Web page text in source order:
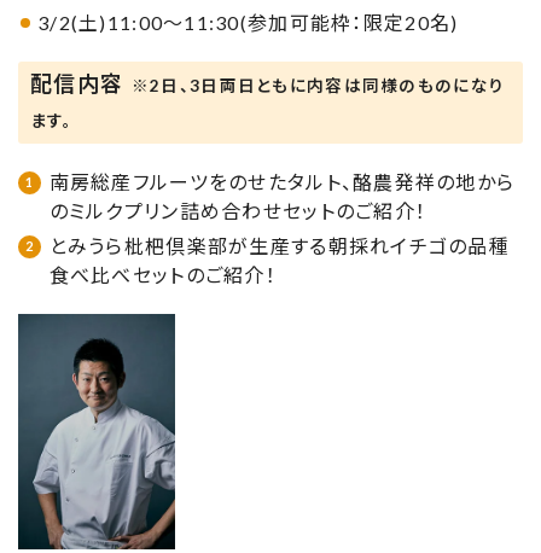
3/2(土)11:00～11:30(参加可能枠：限定20名)
配信内容
※2日、3日両日ともに内容は同様のものになり
ます。
南房総産フルーツをのせたタルト、酪農発祥の地から
のミルクプリン詰め合わせセットのご紹介！
とみうら枇杷倶楽部が生産する朝採れイチゴの品種
食べ比べセットのご紹介！